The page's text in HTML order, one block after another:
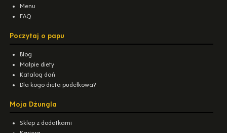
Menu
FAQ
Poczytaj o papu
Blog
Małpie diety
Katalog dań
Dla kogo dieta pudełkowa?
Moja Dżungla
Sklep z dodatkami